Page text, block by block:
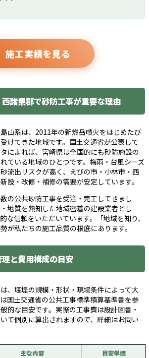
施工実績を見る
諸県郡で砂防工事が重要な理由
山系は、2011年の新燃岳噴火をはじめたび
けてきた地域です。国土交通省が公表して
によれば、宮崎県は全国的にも砂防施設の
ている地域のひとつです。梅雨・台風シーズ
流出リスクが高く、えびの市・小林市・西
設・改修・補修の需要が安定しています。
の公共砂防工事を受注・完工してきまし
地質を熟知した地域密着の建設業者とし
な信頼をいただいています。「地域を知り、
が私たちの施工品質の根底にあります。
と費用構成の目安
、堰堤の規模・形状・現場条件によって大
国土交通省の公共工事標準積算基準書を参
的な目安です。実際の工事費は設計図書・
て個別に算出されますので、詳細はお問い
主な内容 目安単価